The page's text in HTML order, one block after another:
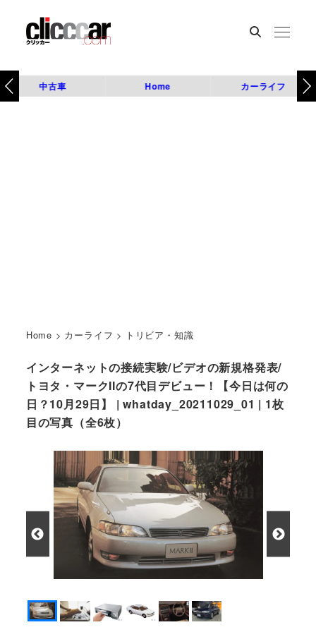
中古車 Home カーライフ
Home > カーライフ > トリビア・知識
インターネットの接続実験/ビデオの新規格発表/
トヨタ・マークIIの7代目デビュー！【今日は何の
日？10月29日】 | whatday_20211029_01 | 1枚
目の写真（全6枚）